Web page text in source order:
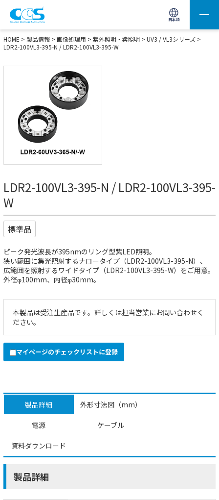
日本語
画像処理用の製品検索 サイト内検索(Enterで実行)
HOME > 製品情報 > 画像処理用 > 紫外照明・紫照明 > UV3 / VL3シリーズ >
LDR2-100VL3-395-N / LDR2-100VL3-395-W
LDR2-100VL3-395-N / LDR2-100VL3-395-
W
標準品
ピーク発光波長が395nmのリング型紫LED照明。
狭い範囲に集光照射するナロータイプ（LDR2-100VL3-395-N）、
広範囲を照射するワイドタイプ（LDR2-100VL3-395-W）をご用意。
外径φ100mm、内径φ30mm。
本製品は受注生産品です。詳しくは担当営業にお問い合わせく
ださい。
マイページのチェックリストに登録
製品詳細 外形寸法図（mm）
電源 ケーブル
資料ダウンロード
製品詳細